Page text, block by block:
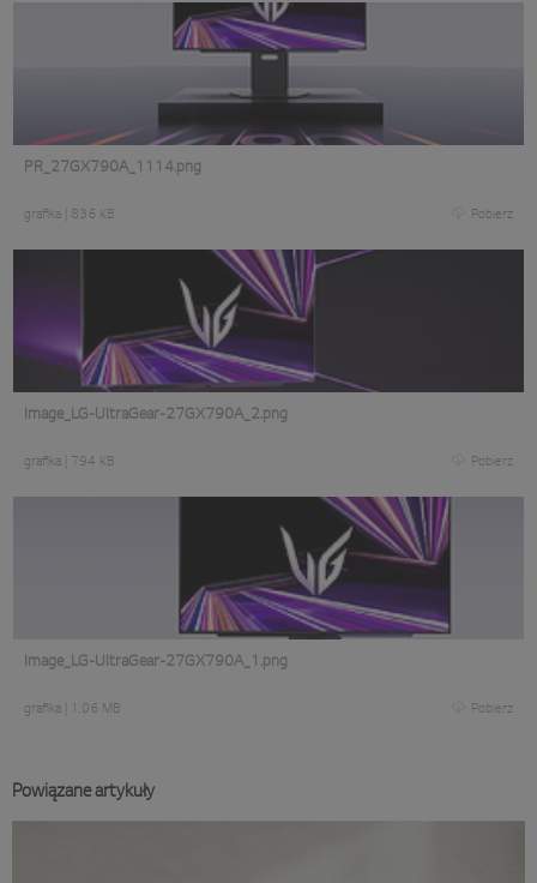
PR_27GX790A_1114.png
grafika 836 KB Pobierz
Image_LG-UltraGear-27GX790A_2.png
grafika 794 KB Pobierz
Image_LG-UltraGear-27GX790A_1.png
grafika 1,06 MB Pobierz
Powiązane artykuły